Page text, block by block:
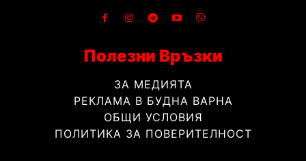
Полезни Връзки
ЗА МЕДИЯТА
РЕКЛАМА В БУДНА ВАРНА
ОБЩИ УСЛОВИЯ
ПОЛИТИКА ЗА ПОВЕРИТЕЛНОСТ